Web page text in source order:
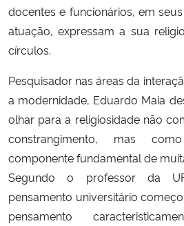
Ministério do Turismo
Controladoria-Geral da União
Ministério da Mulher, da Família e dos
Secretaria-Geral
Secretaria de Governo
docentes e funcionários, em
atuação, expressam a sua
círculos.
Pesquisador nas áreas da
a modernidade, Eduardo Maia
olhar para a religiosidade não
constrangimento, mas
componente fundamental de
Segundo o professor da
pensamento universitário
pensamento